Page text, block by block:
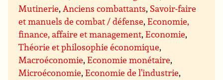
Mutinerie,Anciens combattants, Savoir-faire
et manuels de combat / défense,Economie,
finance, affaire et management,Economie,
Théorie et philosophie économique,
Macroéconomie,Economie monétaire,
Microéconomie,Economie de l’industrie,